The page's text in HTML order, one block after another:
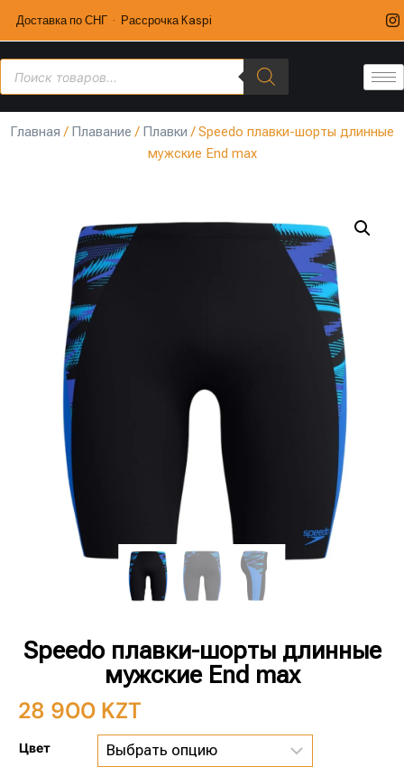
Доставка по СНГ · Рассрочка Kaspi
Главная / Плавание / Плавки / Speedo плавки-шорты длинные
мужские End max
Speedo плавки-шорты длинные
мужские End max
28 900 KZT
Цвет